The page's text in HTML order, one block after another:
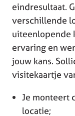
eindresultaat.
verschillende
uiteenlopende
ervaring en
jouw kans.
visitekaartje
Je monteert
locatie;